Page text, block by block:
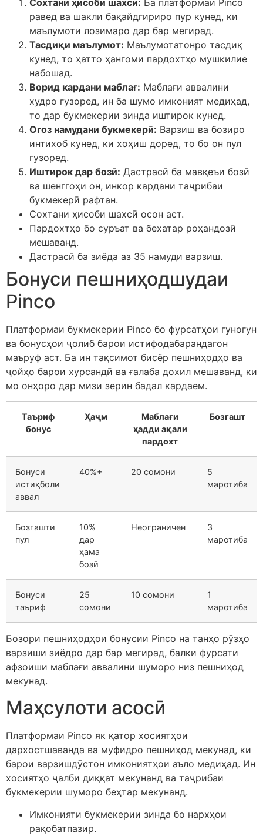
равед ва шакли бақайдгириро пур кунед, ки
маълумоти лозимаро дар бар мегирад.
Тасдиқи маълумот: Маълумотатонро тасдиқ
кунед, то ҳатто ҳангоми пардохтҳо мушкилие
набошад.
Ворид кардани маблағ: Маблағи аввалини
худро гузоред, ин ба шумо имконият медиҳад,
то дар букмекерии зинда иштирок кунед.
Огоз намудани букмекерӣ: Варзиш ва бозиро
интихоб кунед, ки хоҳиш доред, то бо он пул
гузоред.
Иштирок дар бозӣ: Дастрасӣ ба мавқеъи бозӣ
ва шенггоҳи он, инкор кардани таҷрибаи
букмекерӣ рафтан.
Сохтани ҳисоби шахсӣ осон аст.
Пардохтҳо бо суръат ва бехатар роҳандозӣ
мешаванд.
Дастрасӣ ба зиёда аз 35 намуди варзиш.
Бонуси пешниҳодшудаи
Pinco
Платформаи букмекерии Pinco бо фурсатҳои гуногун
ва бонусҳои ҷолиб барои истифодабарандагон
маъруф аст. Ба ин тақсимот бисёр пешниҳодҳо ва
ҷойҳо барои хурсандӣ ва ғалаба дохил мешаванд, ки
мо онҳоро дар мизи зерин бадал кардаем.
Таъриф
бонус
Ҳаҷм
Маблағи
ҳадди ақали
пардохт
Бозгашт
Бонуси
истиқболи
аввал
40%+ 20 сомони
5
маротиба
Бозгашти
пул
10%
дар
ҳама
бозӣ
Неограничен
3
маротиба
Бонуси
таъриф
25
сомони
10 сомони
1
маротиба
Бозори пешниҳодҳои бонусии Pinco на танҳо рӯзҳо
варзиши зиёдро дар бар мегирад, балки фурсати
афзоиши маблағи аввалини шуморо низ пешниҳод
мекунад.
Маҳсулоти асосӣ
Платформаи Pinco як қатор хосиятҳои
дархостшаванда ва муфидро пешниҳод мекунад, ки
барои варзишдӯстон имкониятҳои аъло медиҳад. Ин
хосиятҳо ҷалби диққат мекунанд ва таҷрибаи
букмекерии шуморо беҳтар мекунанд.
Имконияти букмекерии зинда бо нархҳои
рақобатпазир.